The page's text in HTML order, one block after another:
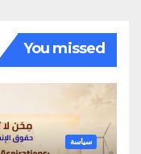
You missed
سياسة